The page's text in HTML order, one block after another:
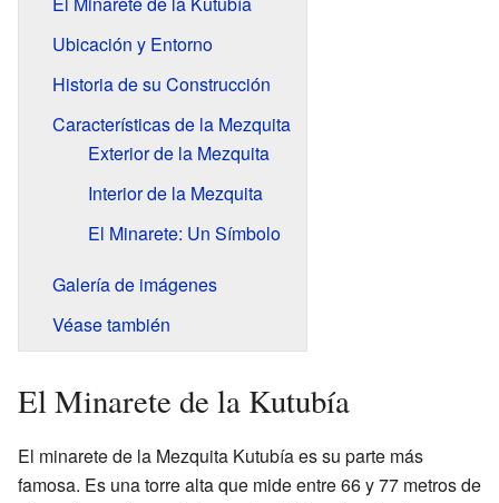
Ubicación y Entorno
Historia de su Construcción
Características de la Mezquita
Exterior de la Mezquita
Interior de la Mezquita
El Minarete: Un Símbolo
Galería de imágenes
Véase también
El Minarete de la Kutubía
El minarete de la Mezquita Kutubía es su parte más
famosa. Es una torre alta que mide entre 66 y 77 metros de